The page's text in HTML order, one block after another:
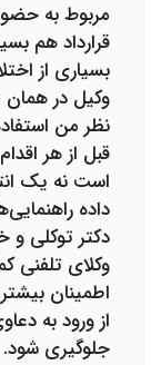
مربوط به
قرارداد هم
بسیاری از
وکیل در
نظر من
قبل از هر
است نه یک
داده
دکتر توکلی
وکلای تلفنی
اطمینان
از ورود به
جلوگیری شود.